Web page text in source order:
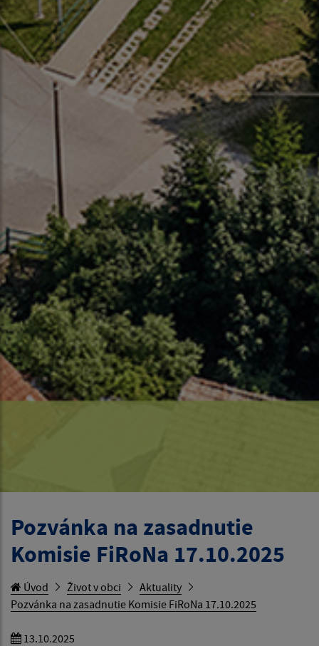
Pozvánka na zasadnutie
Komisie FiRoNa 17.10.2025
Úvod Život v obci
Aktuality
Pozvánka na zasadnutie Komisie FiRoNa 17.10.2025
13.10.2025